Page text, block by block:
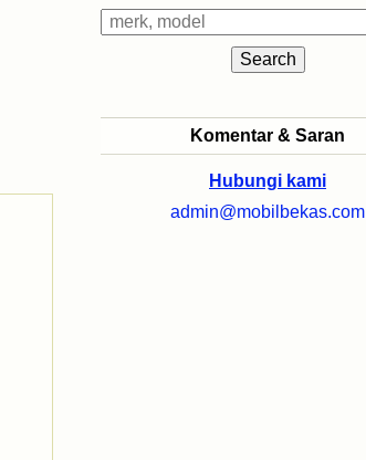
Komentar & Saran
Hubungi kami
admin@mobilbekas.com